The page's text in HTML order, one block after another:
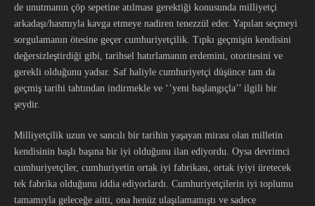
de unutmanın çöp sepetine atılması gerektiği konusunda milliyetçi
arkadaşı/hasmıyla kavga etmeye nadiren tenezzül eder. Yapılan seçmeyi
sorgulamanın ötesine geçer cumhuriyetçilik. Tıpkı geçmişin kendisini
değersizleştirdiği gibi, tarihsel hatırlamanın erdemini, otoritesini ve
gerekli olduğunu yadsır. Saf haliyle cumhuriyetçi düşünce tam da
geçmiş tarihi tahtından indirmekle ve ‘’yeni başlangıçla’’ ilgili bir
şeydir.
Milliyetçilik uzun ve sancılı bir tarihin yaşayan mirası olan milletin
kendisinin başlı başına bir iyi olduğunu ilan ediyordu. Oysa devrimci
cumhuriyetçiler, cumhuriyetin ortak iyi fabrikası, ortak iyiyi üretecek
tek fabrika olduğunu iddia ediyorlardı. Cumhuriyetçilerin iyi toplumu
tamamıyla geleceğe aitti, ona henüz ulaşılamamıştı ve sadece